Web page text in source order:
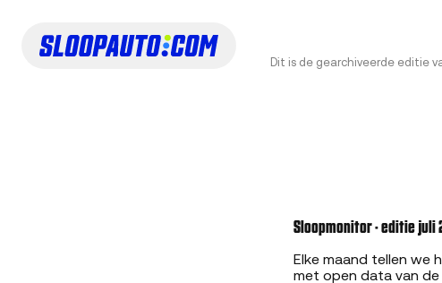
Dit is de gearchiveerde editie
Sloopmonitor · editie juli
Elke maand tellen we
met open data van de